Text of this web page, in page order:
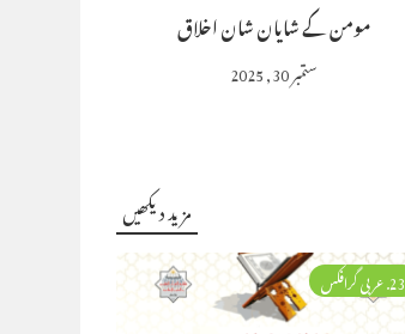
مومن کے شایان شان اخلاق
ستمبر 30, 2025
مزید دیکھیں
23. عربی گرافکس